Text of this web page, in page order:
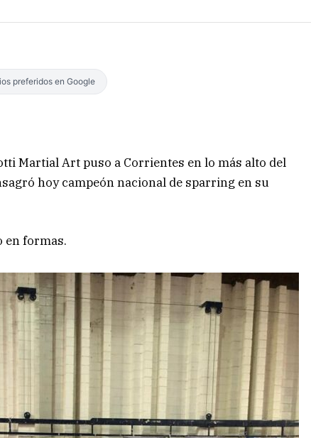
preferidos en Google
Martial Art puso a Corrientes en lo más alto del
hoy campeón nacional de sparring en su
en formas.